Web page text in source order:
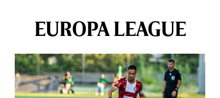
EUROPA LEAGUE